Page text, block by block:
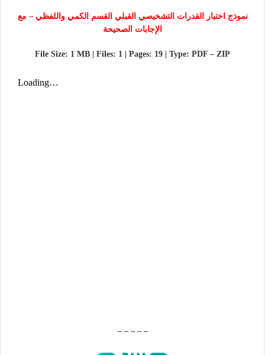
نموذج اختبار القدرات التشخيصي القبلي القسم الكمي واللفظي – مع
الإجابات الصحيحة
File Size: 1 MB | Files: 1 | Pages: 19 | Type: PDF – ZIP
– – – – –